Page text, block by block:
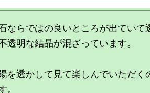
ならではの良いところが出ていて
透明な結晶が混ざっています。
を透かして見て楽しんでいただく
。